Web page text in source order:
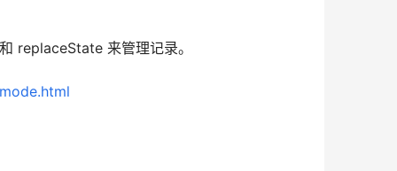
replaceState 来管理记录。